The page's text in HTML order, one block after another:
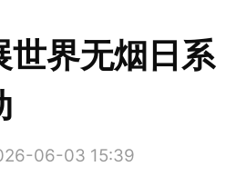
世界无烟日系
06-03 15:39